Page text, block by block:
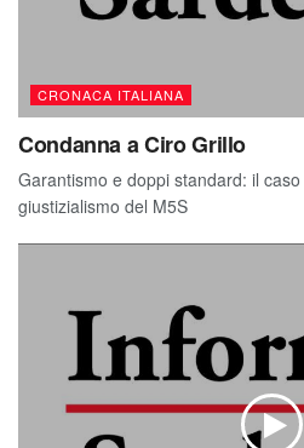
CRONACA ITALIANA
Condanna a Ciro Grillo
Garantismo e doppi standard: il
giustizialismo del M5S